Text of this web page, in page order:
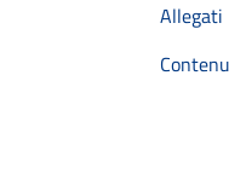
Allegati